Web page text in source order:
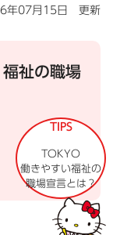
年07月15日 更新
福祉の職場
TIPS
TOKYO
働きやすい福祉の
職場宣言とは？